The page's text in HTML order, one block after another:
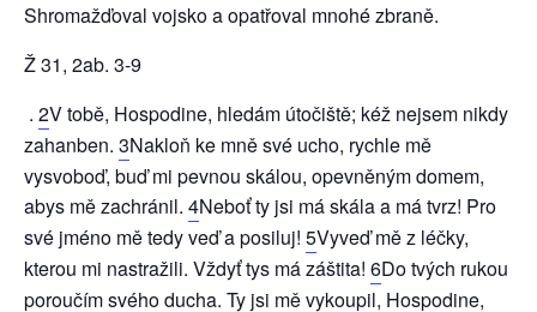
Shromažďoval vojsko a opatřoval mnohé zbraně.
Ž 31, 2ab. 3-9
. 2V tobě, Hospodine, hledám útočiště; kéž nejsem nikdy
zahanben. 3Nakloň ke mně své ucho, rychle mě
vysvoboď, buď mi pevnou skálou, opevněným domem,
abys mě zachránil. 4Neboť ty jsi má skála a má tvrz! Pro
své jméno mě tedy veď a posiluj! 5Vyveď mě z léčky,
kterou mi nastražili. Vždyť tys má záštita! 6Do tvých rukou
poroučím svého ducha. Ty jsi mě vykoupil, Hospodine,